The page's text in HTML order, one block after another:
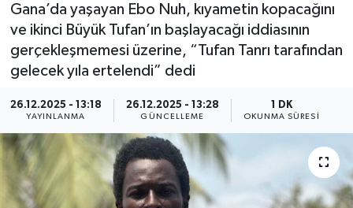
Gana’da yaşayan Ebo Nuh, kıyametin kopacağını
ve ikinci Büyük Tufan’ın başlayacağı iddiasının
gerçekleşmemesi üzerine, “Tufan Tanrı tarafından
gelecek yıla ertelendi” dedi
26.12.2025 - 13:18
YAYINLANMA
26.12.2025 - 13:28
GÜNCELLEME
1 DK
OKUNMA SÜRESI
KÜLTÜR - SANAT
SPOR
SİYASET
SAĞLIK
DÜNYA
Tüm Manşetler
Son Dakika Haberleri
Haber Arşivi